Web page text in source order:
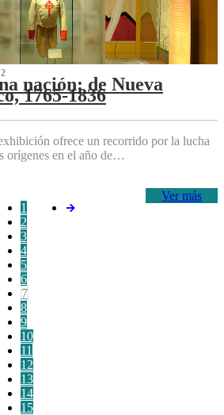
nación: de Nueva
1765-1836
ofrece un recorrido por la lucha
orígenes en el año de…
Ver más
1
2
3
4
5
6
7
8
9
10
11
12
13
14
15